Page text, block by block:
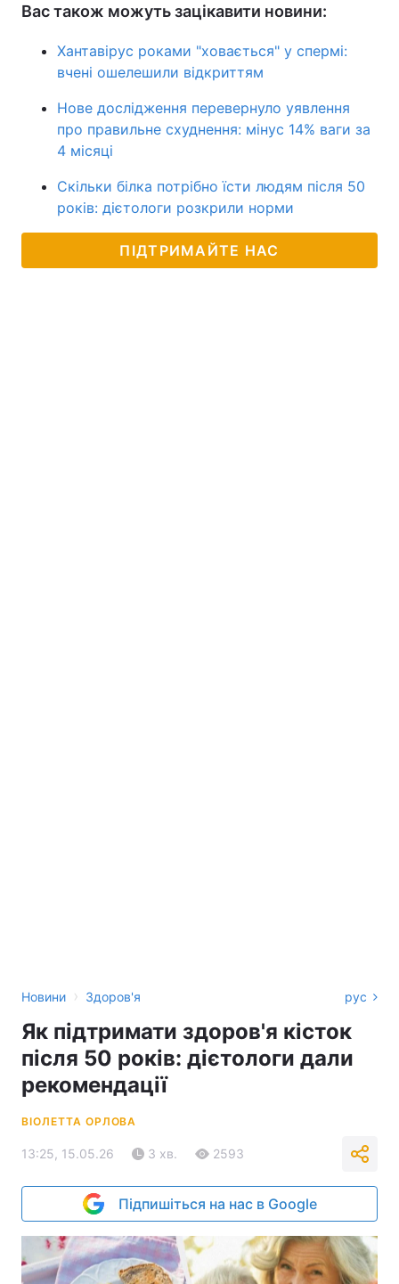
Вас також можуть зацікавити новини:
Хантавірус роками "ховається" у спермі:
вчені ошелешили відкриттям
Нове дослідження перевернуло уявлення
про правильне схуднення: мінус 14% ваги за
4 місяці
Скільки білка потрібно їсти людям після 50
років: дієтологи розкрили норми
ПІДТРИМАЙТЕ НАС
Новини › Здоров'я рус
Як підтримати здоров'я кісток
після 50 років: дієтологи дали
рекомендації
ВІОЛЕТТА ОРЛОВА
13:25, 15.05.26 3 хв. 2593
Підпишіться на нас в Google